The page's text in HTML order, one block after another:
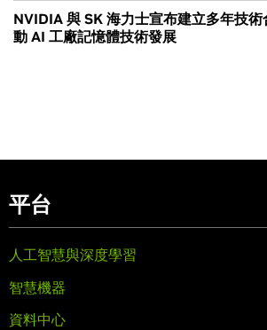
NVIDIA 與 SK 海力士宣布建立多年技
動 AI 工廠記憶體技術發展
平台
人工智慧與深度學習
智慧機器
資料中心